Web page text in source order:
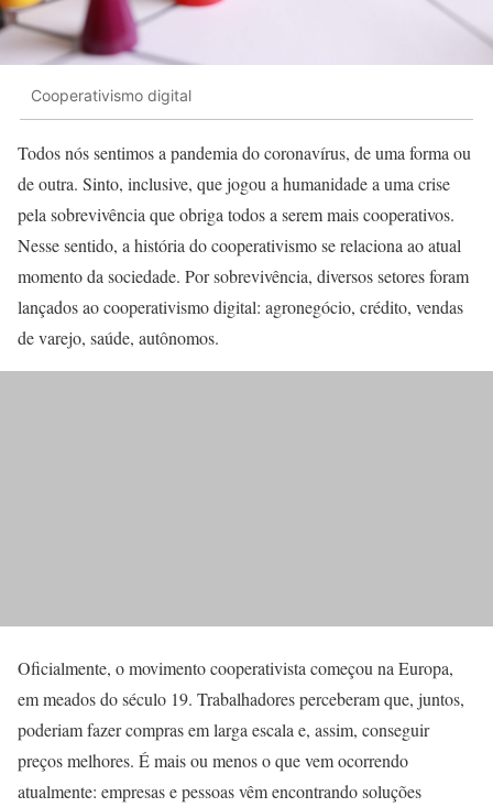
Cooperativismo digital
Todos nós sentimos a pandemia do coronavírus, de uma forma ou
de outra. Sinto, inclusive, que jogou a humanidade a uma crise
pela sobrevivência que obriga todos a serem mais cooperativos.
Nesse sentido, a história do cooperativismo se relaciona ao atual
momento da sociedade. Por sobrevivência, diversos setores foram
lançados ao cooperativismo digital: agronegócio, crédito, vendas
de varejo, saúde, autônomos.
Oficialmente, o movimento cooperativista começou na Europa,
em meados do século 19. Trabalhadores perceberam que, juntos,
poderiam fazer compras em larga escala e, assim, conseguir
preços melhores. É mais ou menos o que vem ocorrendo
atualmente: empresas e pessoas vêm encontrando soluções